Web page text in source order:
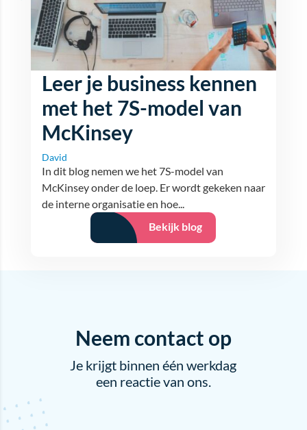
Leer je business kennen
met het 7S-model van
McKinsey
David
In dit blog nemen we het 7S-model van
McKinsey onder de loep. Er wordt gekeken naar
de interne organisatie en hoe...
Bekijk blog
Neem contact op
Je krijgt binnen één werkdag
een reactie van ons.